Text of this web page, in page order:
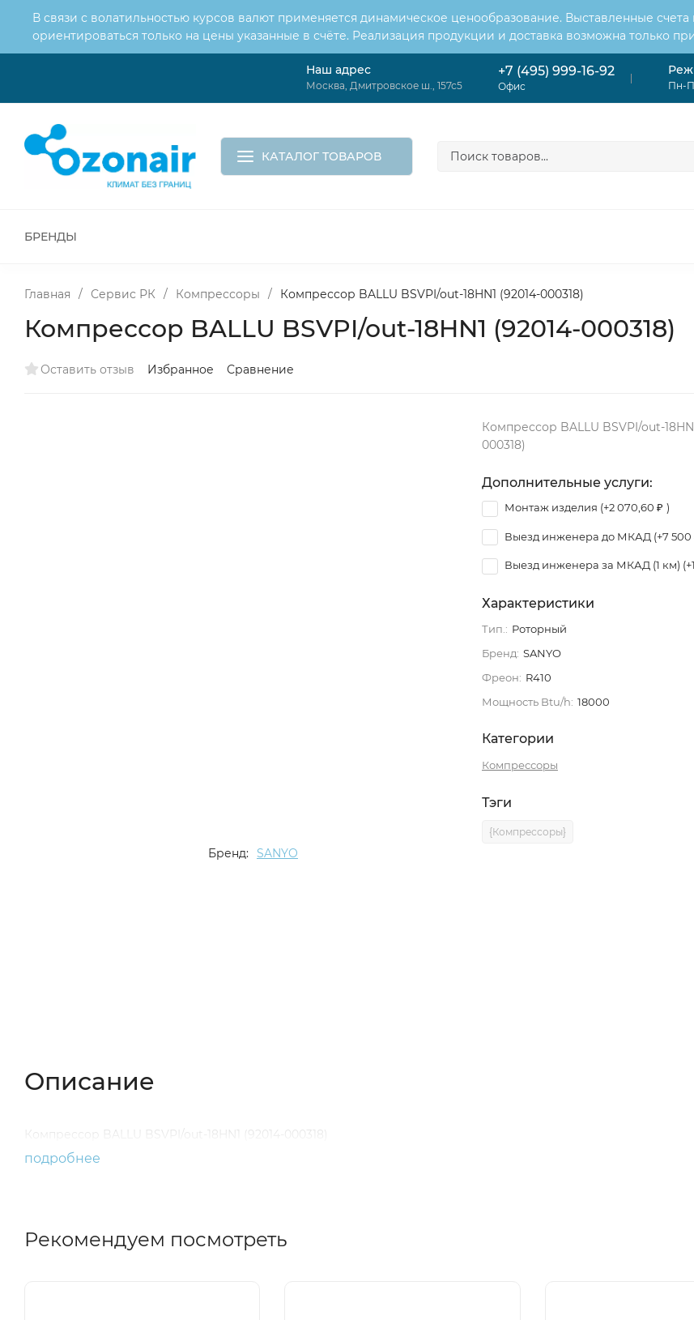
В связи с волатильностью курсов валют применяется динамическое ценообразование. Выставленные
ориентироваться только на цены указанные в счёте. Реализация продукции и доставка возможна только при
Наш адрес
Москва, Дмитровское ш., 157с5
+7 (495) 999-16-92
Офис Пн-
КАТАЛОГ ТОВАРОВ
БРЕНДЫ
Главная / Сервис РК / Компрессоры / Компрессор BALLU BSVPI/out-18HN1 (92014-000318)
Компрессор BALLU BSVPI/out-18HN1 (92014-000318)
Оставить отзыв Избранное Сравнение
Бренд: SANYO
Компрессор BALLU BSVPI/out-
000318)
Дополнительные услуги:
Монтаж изделия (+2 070,60 ₽ )
Выезд инженера до МКАД (+7 500
Выезд инженера за МКАД (1 км) (+
Характеристики
Тип.: Роторный
Бренд: SANYO
Фреон: R410
Мощность Btu/h: 18000
Категории
Компрессоры
Тэги
{Компрессоры}
Описание
Компрессор BALLU BSVPI/out-18HN1 (92014-000318)
подробнее
Рекомендуем посмотреть